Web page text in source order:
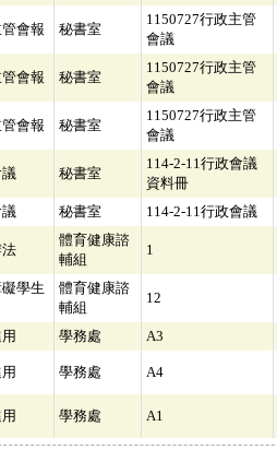
會報 秘書室
1150727行政主管
會議
會報 秘書室
1150727行政主管
會議
會報 秘書室
1150727行政主管
會議
秘書室
114-2-11行政會議
資料冊
秘書室 114-2-11行政會議
體育健康諮
輔組
1
學生
體育健康諮
輔組
12
學務處 A3
學務處 A4
學務處 A1